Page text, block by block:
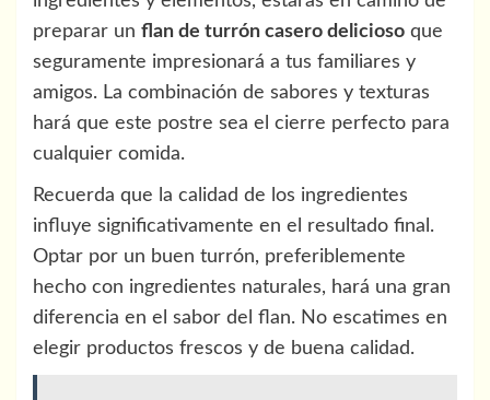
preparar un flan de turrón casero delicioso que
seguramente impresionará a tus familiares y
amigos. La combinación de sabores y texturas
hará que este postre sea el cierre perfecto para
cualquier comida.
Recuerda que la calidad de los ingredientes
influye significativamente en el resultado final.
Optar por un buen turrón, preferiblemente
hecho con ingredientes naturales, hará una gran
diferencia en el sabor del flan. No escatimes en
elegir productos frescos y de buena calidad.